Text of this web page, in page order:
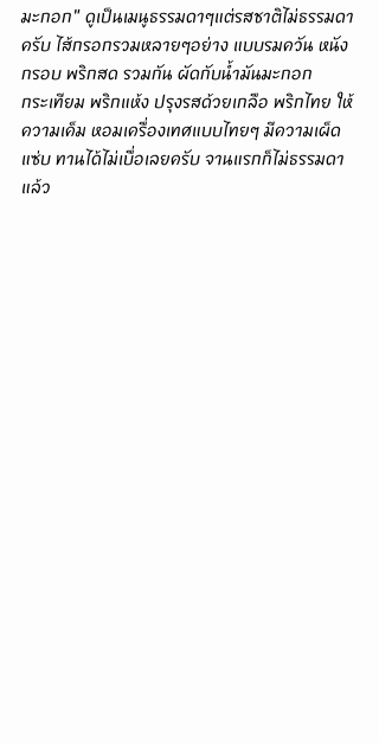
มะกอก" ดูเป็นเมนูธรรมดาๆแต่รสชาติไม่ธรรมดา
ครับ ไส้กรอกรวมหลายๆอย่าง แบบรมควัน หนัง
กรอบ พริกสด รวมกัน ผัดกับน้ำมันมะกอก
กระเทียม พริกแห้ง ปรุงรสด้วยเกลือ พริกไทย ให้
ความเค็ม หอมเครื่องเทศแบบไทยๆ มีความเผ็ด
แซ่บ ทานได้ไม่เบื่อเลยครับ จานแรกก็ไม่ธรรมดา
แล้ว